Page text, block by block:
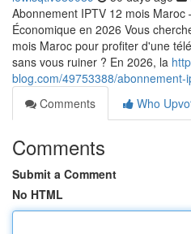
Abonnement IPTV 12 mois Maroc
Économique en 2026 Vous
mois Maroc pour profiter d'une
sans vous ruiner ? En 2026, la
blog.com/49753388/
Comments
Who
Comments
Submit a Comment
No HTML